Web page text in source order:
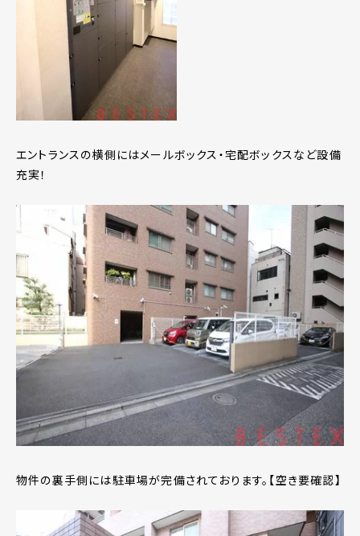
エントランスの横側にはメールボックス・宅配ボックスなど設備
充実！
物件の裏手側には駐車場が完備されております。【空き要確認】